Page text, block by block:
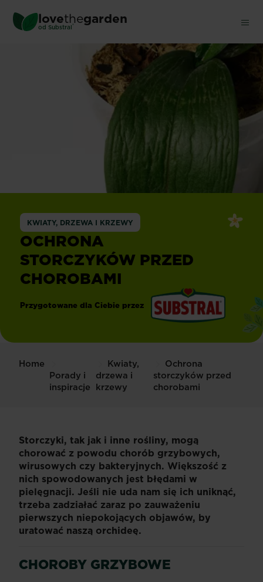
main
lovethegarden
od Substral ®
KWIATY, DRZEWA I KRZEWY
OCHRONA
STORCZYKÓW PRZED
CHOROBAMI
Przygotowane dla Ciebie przez
Home
Porady i
inspiracje
Kwiaty,
drzewa i
krzewy
Ochrona
storczyków przed
chorobami
Storczyki, tak jak i inne rośliny, mogą
chorować z powodu chorób grzybowych,
wirusowych czy bakteryjnych. Większość z
nich spowodowanych jest błędami w
pielęgnacji. Jeśli nie uda nam się ich uniknąć,
trzeba zadziałać zaraz po zauważeniu
pierwszych niepokojących objawów, by
uratować naszą orchideę.
CHOROBY GRZYBOWE